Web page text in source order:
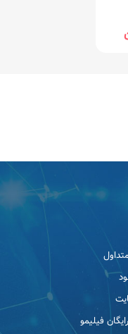
فیلیمو